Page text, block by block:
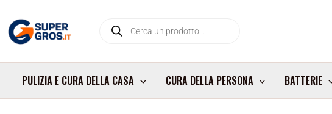
contenuto
search
PULIZIA E CURA DELLA CASA CURA DELLA PERSONA BATTERIE